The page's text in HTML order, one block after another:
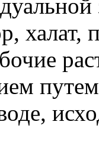
халат,
путем